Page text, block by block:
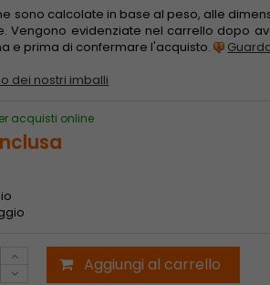
sono calcolate in base al peso, alle
Vengono evidenziate nel carrello dopo
e prima di confermare l'acquisto.
dei nostri imballi
acquisti online
Aggiungi al carrello